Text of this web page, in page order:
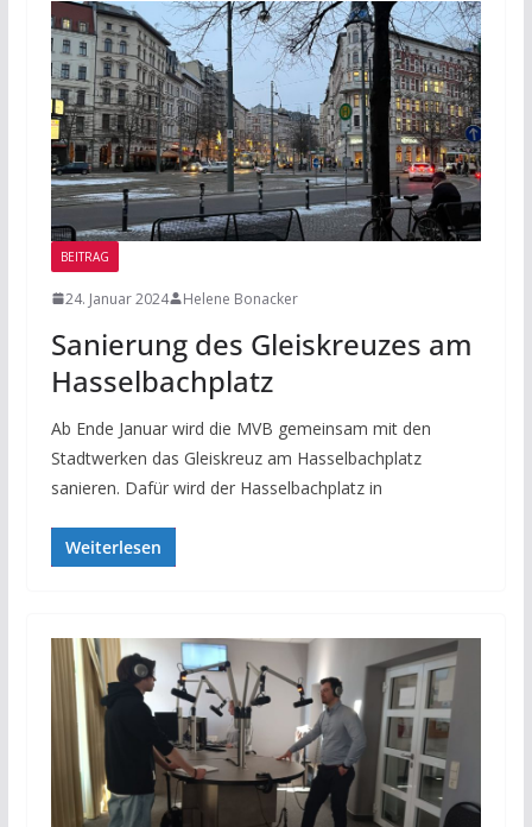
BEITRAG
24. Januar 2024 Helene Bonacker
Sanierung des Gleiskreuzes am
Hasselbachplatz
Ab Ende Januar wird die MVB gemeinsam mit den
Stadtwerken das Gleiskreuz am Hasselbachplatz
sanieren. Dafür wird der Hasselbachplatz in
Weiterlesen